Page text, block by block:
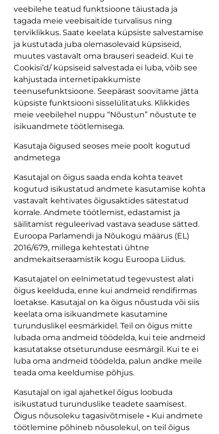
veebilehe teatud funktsioone täiustada ja
tagada meie veebisaitide turvalisus ning
terviklikkus. Saate keelata küpsiste salvestamise
ja kustutada juba olemasolevaid küpsiseid,
muutes vastavalt oma brauseri seadeid. Kui te
Cookisi’d/ küpsiseid salvestada ei luba, võib see
kahjustada internetipakkumiste
teenusefunktsioone. Seepärast soovitame jätta
küpsiste funktsiooni sisselülitatuks. Klikkides
meie veebilehel nuppu “Nõustun” nõustute te
isikuandmete töötlemisega.
Kasutaja õigused seoses meie poolt kogutud
andmetega
Kasutajal on õigus saada enda kohta teavet
kogutud isikustatud andmete kasutamise kohta
vastavalt kehtivates õigusaktides sätestatud
korrale. Andmete töötlemist, edastamist ja
säilitamist reguleerivad vastava seaduse sätted.
Euroopa Parlamendi ja Nõukogu määrus (EL)
2016/679, millega kehtestati ühtne
andmekaitseraamistik kogu Euroopa Liidus.
Kasutajatel on eelnimetatud tegevustest alati
õigus keelduda, enne kui andmeid rendifirmas
loetakse. Kasutajal on ka õigus nõustuda või siis
keelata oma isikuandmete kasutamine
turunduslikel eesmärkidel. Teil on õigus mitte
lubada oma andmeid töödelda, kui teie andmeid
kasutatakse otseturunduse eesmärgil. Kui te ei
luba oma andmeid töödelda, palun andke meile
teada oma keeldumise põhjus.
Kasutajal on igal ajahetkel õigus loobuda
isikustatud turunduslike teadete saamisest.
Õigus nõusoleku tagasivõtmisele - Kui andmete
töötlemine põhineb nõusolekul, on teil õigus